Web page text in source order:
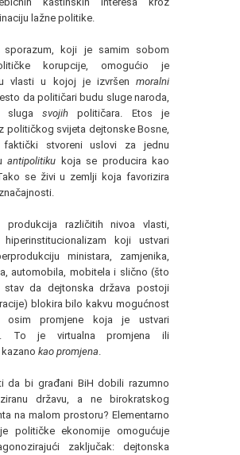
lažne politike.
sporazum, koji je samim sobom
korupcije, omogućio je
vlasti u kojoj je izvršen moralni
da političari budu sluge naroda,
sluga svojih političara. Etos je
političkog svijeta dejtonske Bosne,
stvoreni uslovi za jednu
antipolitiku koja se producira kao
se živi u zemlji koja favorizira
produkcija različitih nivoa vlasti,
hiperinstitucionalizam koji ustvari
ministara, zamjenika,
automobila, mobitela i slično (što
stav da dejtonska država postoji
blokira bilo kakvu mogućnost
osim promjene koja je ustvari
To je virtualna promjena ili
kao promjena
da bi građani BiH dobili razumno
državu, a ne birokratskog
na malom prostoru? Elementarno
političke ekonomije omogućuje
zaključak: dejtonska